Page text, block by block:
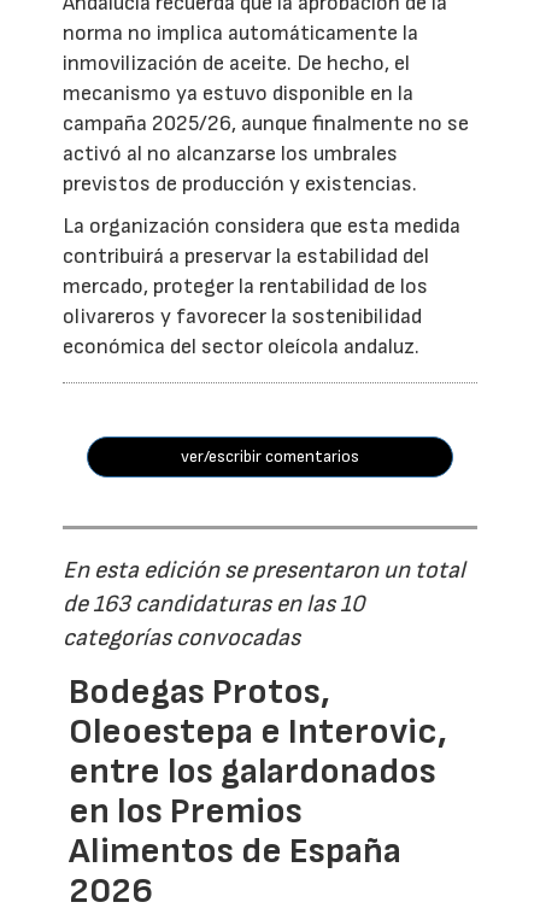
norma no implica automáticamente la
inmovilización de aceite. De hecho, el
mecanismo ya estuvo disponible en la
campaña 2025/26, aunque finalmente no se
activó al no alcanzarse los umbrales
previstos de producción y existencias.
La organización considera que esta medida
contribuirá a preservar la estabilidad del
mercado, proteger la rentabilidad de los
olivareros y favorecer la sostenibilidad
económica del sector oleícola andaluz.
ver/escribir comentarios
En esta edición se presentaron un total
de 163 candidaturas en las 10
categorías convocadas
Bodegas Protos,
Oleoestepa e Interovic,
entre los galardonados
en los Premios
Alimentos de España
2026